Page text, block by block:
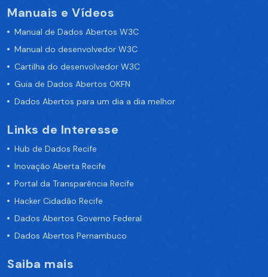
Manuais e Vídeos
Manual de Dados Abertos W3C
Manual do desenvolvedor W3C
Cartilha do desenvolvedor W3C
Guia de Dados Abertos OKFN
Dados Abertos para um dia a dia melhor
Links de Interesse
Hub de Dados Recife
Inovação Aberta Recife
Portal da Transparência Recife
Hacker Cidadão Recife
Dados Abertos Governo Federal
Dados Abertos Pernambuco
Saiba mais